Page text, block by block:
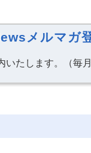
メルマガ
たします。（毎